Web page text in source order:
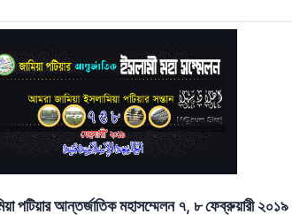
পটিয়ার আন্তর্জাতিক মহাসম্মেলন ৭, ৮ ফেব্রুয়ারী ২০১৯